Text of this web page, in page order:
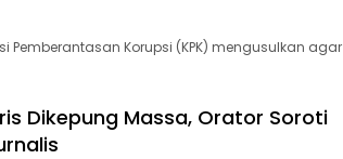
Pemberantasan Korupsi (KPK) mengusulkan agar
Dikepung Massa, Orator Soroti